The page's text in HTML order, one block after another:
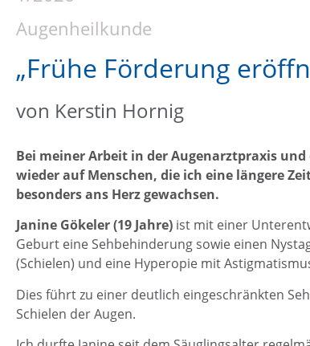
Augenheilkunde
„Frühe Förderung
von Kerstin Hornig
Bei meiner Arbeit in der Augenarztpraxis
wieder auf Menschen, die ich eine längere
besonders ans Herz gewachsen.
Janine Gökeler (19 Jahre) ist mit einer
Geburt eine Sehbehinderung sowie einen
(Schielen) und eine Hyperopie mit
Dies führt zu einer deutlich eingeschränkten
Schielen der Augen.